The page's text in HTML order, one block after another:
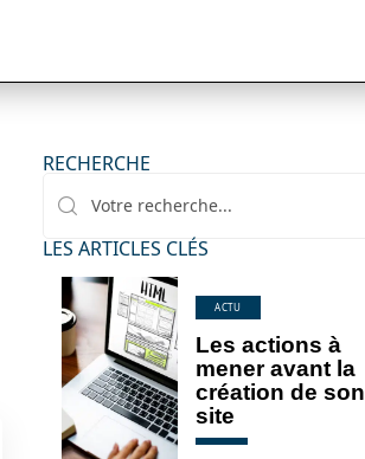
RECHERCHE
LES ARTICLES CLÉS
ACTU
Les actions à
mener avant la
création de son
site